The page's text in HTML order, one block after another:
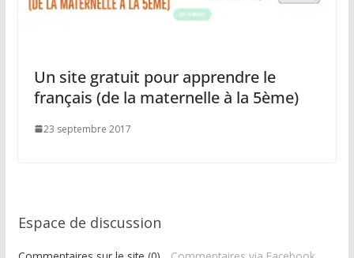
Un site gratuit pour apprendre le
français (de la maternelle à la 5ème)
23 septembre 2017
Espace de discussion